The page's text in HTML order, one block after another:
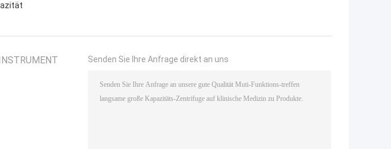
Senden Sie Ihre Anfrage direkt an uns